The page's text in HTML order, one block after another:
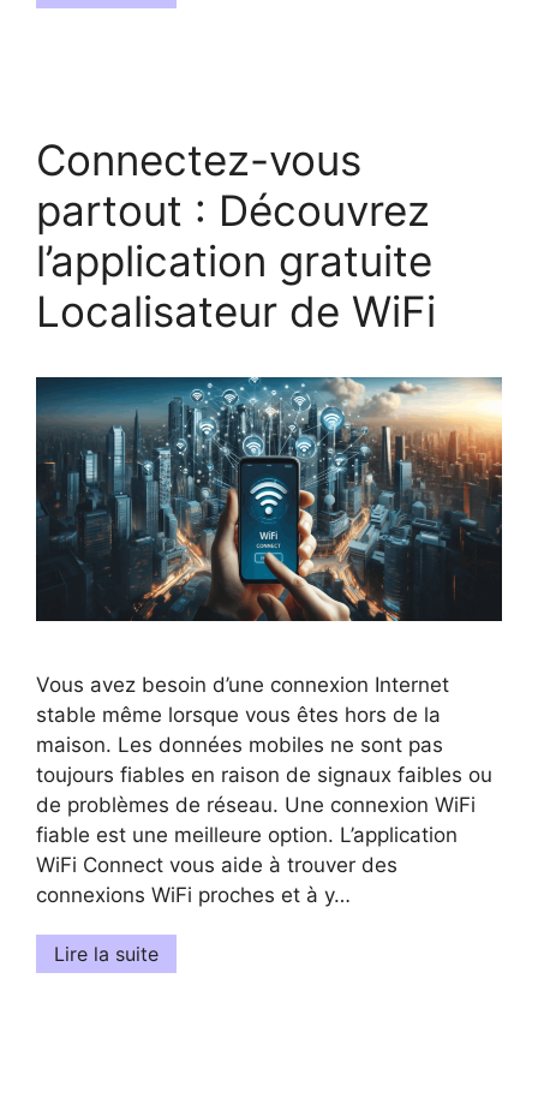
Connectez-vous
partout : Découvrez
l’application gratuite
Localisateur de WiFi
Vous avez besoin d’une connexion Internet
stable même lorsque vous êtes hors de la
maison. Les données mobiles ne sont pas
toujours fiables en raison de signaux faibles ou
de problèmes de réseau. Une connexion WiFi
fiable est une meilleure option. L’application
WiFi Connect vous aide à trouver des
connexions WiFi proches et à y…
Lire la suite